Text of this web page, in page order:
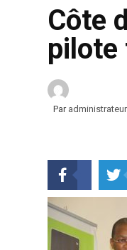
Côte
pilote
Par administrateur